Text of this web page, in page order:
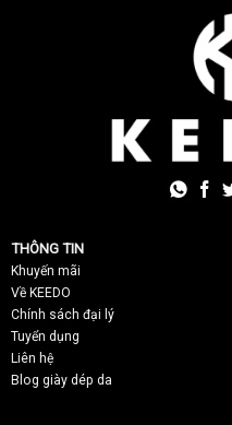
THÔNG TIN
Khuyến mãi
Về KEEDO
Chính sách đại lý
Tuyển dụng
Liên hệ
Blog giày dép da